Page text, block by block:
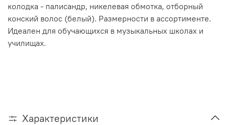
колодка - палисандр, никелевая обмотка, отборный
конский волос (белый). Размерности в ассортименте.
Идеален для обучающихся в музыкальных школах и
училищах.
Характеристики